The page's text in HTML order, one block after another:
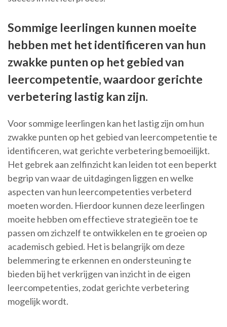
Sommige leerlingen kunnen moeite
hebben met het identificeren van hun
zwakke punten op het gebied van
leercompetentie, waardoor gerichte
verbetering lastig kan zijn.
Voor sommige leerlingen kan het lastig zijn om hun
zwakke punten op het gebied van leercompetentie te
identificeren, wat gerichte verbetering bemoeilijkt.
Het gebrek aan zelfinzicht kan leiden tot een beperkt
begrip van waar de uitdagingen liggen en welke
aspecten van hun leercompetenties verbeterd
moeten worden. Hierdoor kunnen deze leerlingen
moeite hebben om effectieve strategieën toe te
passen om zichzelf te ontwikkelen en te groeien op
academisch gebied. Het is belangrijk om deze
belemmering te erkennen en ondersteuning te
bieden bij het verkrijgen van inzicht in de eigen
leercompetenties, zodat gerichte verbetering
mogelijk wordt.